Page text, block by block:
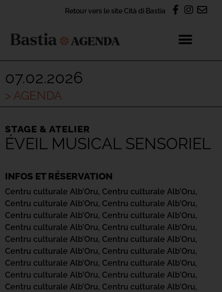
Retour vers le site Cità di Bastia
07.02.2026
> AGENDA
STAGE & ATELIER
ÉVEIL MUSICAL SENSORIEL
INFOS ET RÉSERVATION
Centru culturale Alb’Oru, Centru culturale Alb’Oru,
Centru culturale Alb’Oru, Centru culturale Alb’Oru,
Centru culturale Alb’Oru, Centru culturale Alb’Oru,
Centru culturale Alb’Oru, Centru culturale Alb’Oru,
Centru culturale Alb’Oru, Centru culturale Alb’Oru,
Centru culturale Alb’Oru, Centru culturale Alb’Oru,
Centru culturale Alb’Oru, Centru culturale Alb’Oru,
Centru culturale Alb’Oru, Centru culturale Alb’Oru,
Centru culturale Alb’Oru, Centru culturale Alb’Oru,